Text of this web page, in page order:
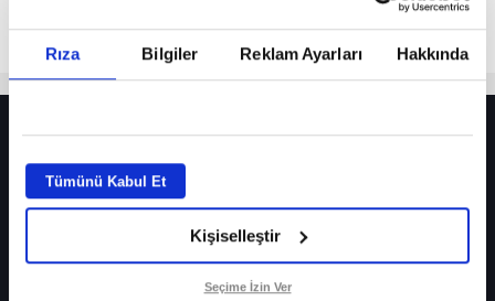
Rıza Bilgiler Reklam Ayarları Hakkında
Tümünü Kabul Et
Kişiselleştir
Seçime İzin Ver
Fenerbahçe’de sürpriz ayrılık ihtimali! Devre arasında gelmişti
Fenerbahçe’nin yeni transferi Mason Greenwood için olay sözler!
Galatasaray’da rota yeniden Thiago Almada!